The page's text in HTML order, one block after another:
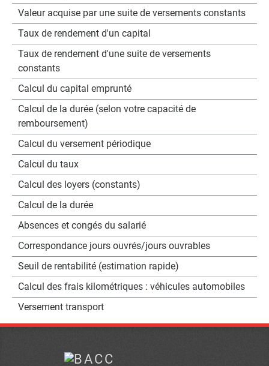
Valeur acquise par une suite de versements constants
Taux de rendement d'un capital
Taux de rendement d'une suite de versements
constants
Calcul du capital emprunté
Calcul de la durée (selon votre capacité de
remboursement)
Calcul du versement périodique
Calcul du taux
Calcul des loyers (constants)
Calcul de la durée
Absences et congés du salarié
Correspondance jours ouvrés/jours ouvrables
Seuil de rentabilité (estimation rapide)
Calcul des frais kilométriques : véhicules automobiles
Versement transport